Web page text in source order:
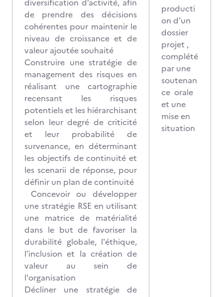
diversification d’activité, afin
de prendre des décisions
cohérentes pour maintenir le
niveau de croissance et de
valeur ajoutée souhaité
Construire une stratégie de
management des risques en
réalisant une cartographie
recensant les risques
potentiels et les hiérarchisant
selon leur degré de criticité
et leur probabilité de
survenance, en déterminant
les objectifs de continuité et
les scenarii de réponse, pour
définir un plan de continuité
Concevoir ou développer
une stratégie RSE en utilisant
une matrice de matérialité
dans le but de favoriser la
durabilité globale, l'éthique,
l’inclusion et la création de
valeur au sein de
l'organisation
Décliner une stratégie de
producti
on d’un
dossier
projet ,
complété
par une
soutenan
ce orale
et une
mise en
situation